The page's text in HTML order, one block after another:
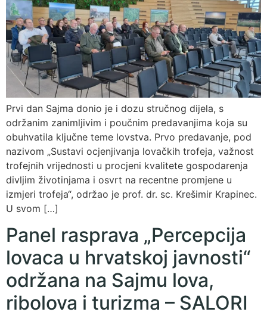
Prvi dan Sajma donio je i dozu stručnog dijela, s
održanim zanimljivim i poučnim predavanjima koja su
obuhvatila ključne teme lovstva. Prvo predavanje, pod
nazivom „Sustavi ocjenjivanja lovačkih trofeja, važnost
trofejnih vrijednosti u procjeni kvalitete gospodarenja
divljim životinjama i osvrt na recentne promjene u
izmjeri trofeja“, održao je prof. dr. sc. Krešimir Krapinec.
U svom […]
Panel rasprava „Percepcija
lovaca u hrvatskoj javnosti“
održana na Sajmu lova,
ribolova i turizma – SALORI